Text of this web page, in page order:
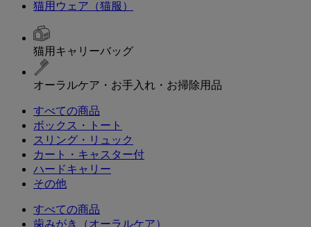
猫用ウェア（猫服）
猫用キャリーバッグ
オーラルケア・お手入れ・お掃除用品
すべての商品
ボックス・トート
スリング・リュック
カート・キャスター付
ハードキャリー
その他
すべての商品
歯みがき（オーラルケア）